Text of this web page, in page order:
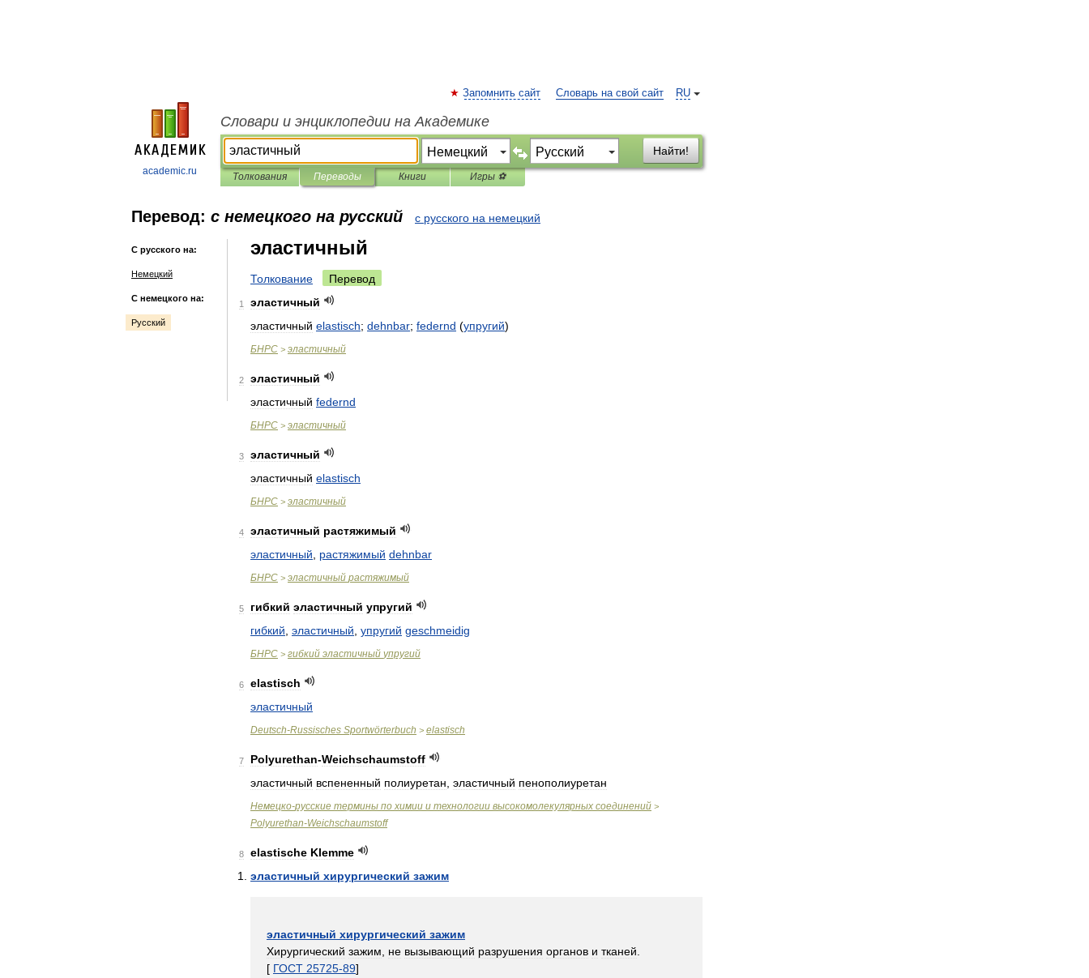
academic.ru
RU
Запомнить сайт Словарь на свой сайт
Словари и энциклопедии на Академике
Найти!
Толкования Переводы Книги Игры ⚽
Перевод: с немецкого на русский с русского на немецкий
С русского на:
Немецкий
С немецкого на:
Русский
эластичный
Толкование Перевод
1
эластичный
эластичный elastisch; dehnbar; federnd (упругий)
БНРС > эластичный
2
эластичный
эластичный federnd
БНРС > эластичный
3
эластичный
эластичный elastisch
БНРС > эластичный
4 эластичный растяжимый
эластичный
растяжимый dehnbar
БНРС > эластичный растяжимый
5 гибкий эластичный упругий
гибкий эластичный упругий geschmeidig
БНРС > гибкий эластичный упругий
6
elastisch
эластичный
Deutsch-Russisches Sportwörterbuch > elastisch
7 Polyurethan-Weichschaumstoff
эластичный вспененный полиуретан эластичный пенополиуретан
Немецко-русские термины по химии и технологии высокомолекулярных соединений >
Polyurethan-Weichschaumstoff
8 elastische Klemme
эластичный хирургический зажим
эластичный хирургический зажим
Хирургический зажим не вызывающий разрушения органов и тканей
[ ГОСТ 25725-89]